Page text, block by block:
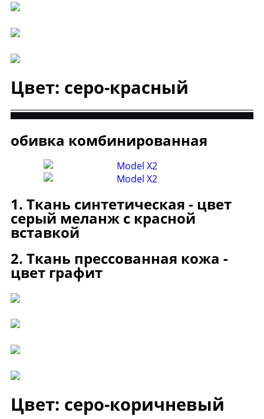
Цвет: серо-красный
обивка комбинированная
1. Ткань синтетическая - цвет
серый меланж с красной
вставкой
2. Ткань прессованная кожа -
цвет графит
Цвет: серо-коричневый